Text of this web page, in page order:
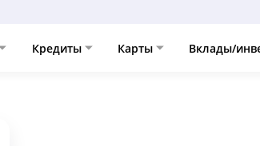
Кредиты Карты Вклады/